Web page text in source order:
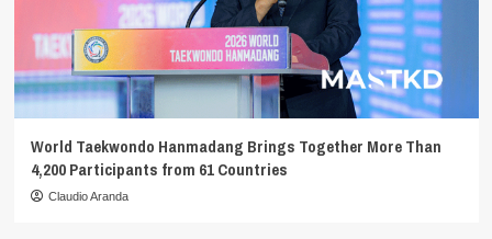
World Taekwondo Hanmadang Brings Together More Than
4,200 Participants from 61 Countries
Claudio Aranda